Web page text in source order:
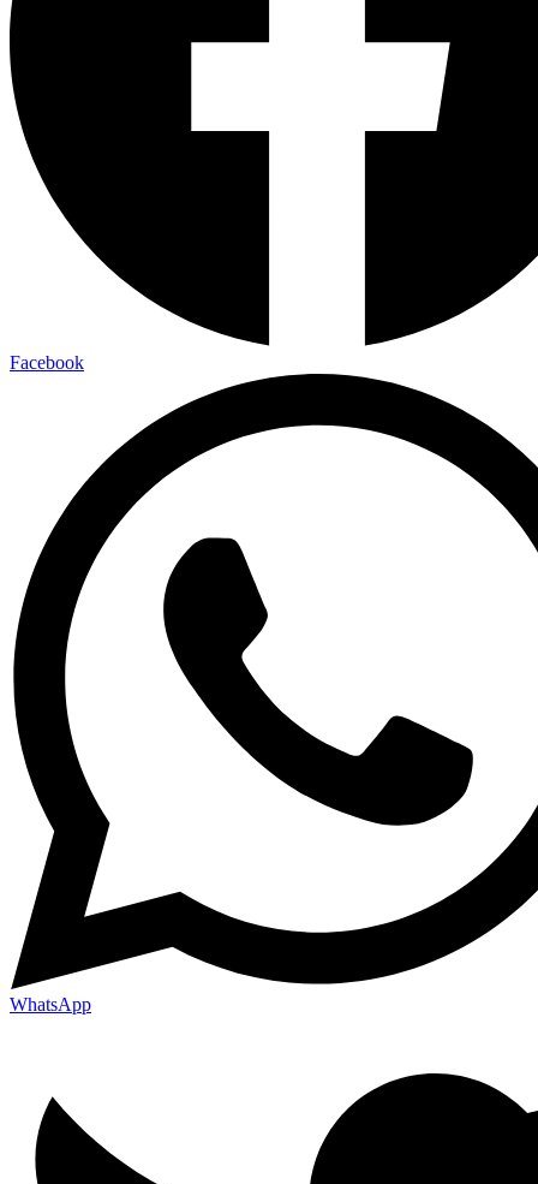
Facebook
WhatsApp